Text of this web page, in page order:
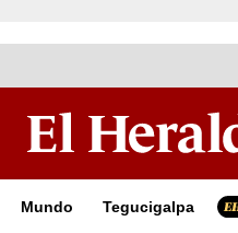
Mundo Tegucigalpa